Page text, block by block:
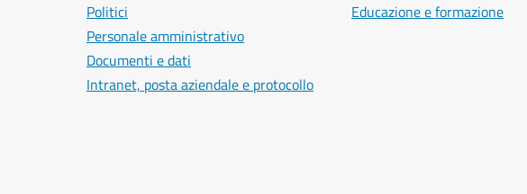
Politici
Personale amministrativo
Documenti e dati
Intranet, posta aziendale e protocollo
Educazione e formazione